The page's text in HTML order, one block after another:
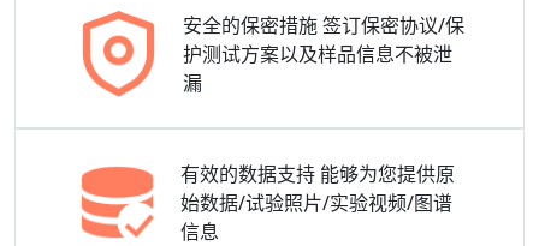
安全的保密措施 签订保密协议/保
护测试方案以及样品信息不被泄
漏
有效的数据支持 能够为您提供原
始数据/试验照片/实验视频/图谱
信息